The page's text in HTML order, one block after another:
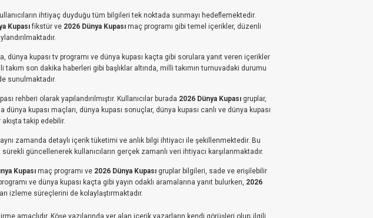
ihtiyaç duyduğu tüm bilgileri tek noktada sunmayı hedeflemektedir.
Kupasıfikstür ve 2026 Dünya Kupası maç programı gibi temel içerikler, düzenli
kupası tv programı ve dünya kupası kaçta gibi sorulara yanıt veren içerikler
son dakika haberleri gibi başlıklar altında, milli takımın turnuvadaki durumu
sunulmaktadır.
rehberi olarak yapılandırılmıştır. Kullanıcılar burada 2026 Dünya Kupası gruplar,
kupası maçları, dünya kupası sonuçlar, dünya kupası canlı ve dünya kupası
takip edebilir.
zamanda detaylı içerik tüketimi ve anlık bilgi ihtiyacı ile şekillenmektedir. Bu
güncellenerek kullanıcıların gerçek zamanlı veri ihtiyacı karşılanmaktadır.
Kupası maç programı ve 2026 Dünya Kupası gruplar bilgileri, sade ve erişilebilir
ve dünya kupası kaçta gibi yayın odaklı aramalarına yanıt bulurken, 2026
izleme süreçlerini de kolaylaştırmaktadır.